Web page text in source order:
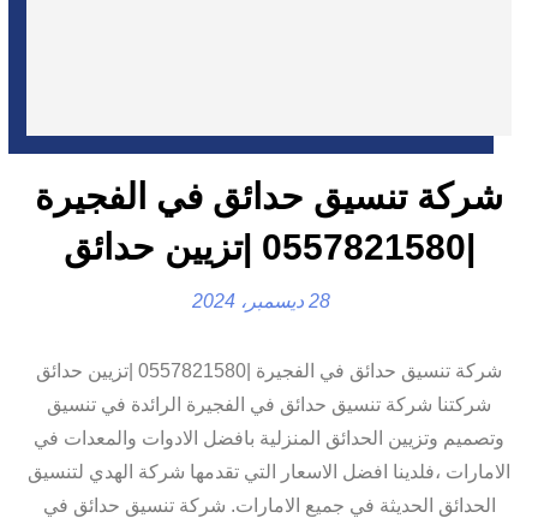
شركة تنسيق حدائق في الفجيرة
28 ديسمبر، 2024
شركة تنسيق حدائق في الفجيرة |0557821580 |تزيين حدائق
شركتنا شركة تنسيق حدائق في الفجيرة الرائدة في تنسيق
وتصميم وتزيين الحدائق المنزلية بافضل الادوات والمعدات في
الامارات ،فلدينا افضل الاسعار التي تقدمها شركة الهدي لتنسيق
الحدائق الحديثة في جميع الامارات. شركة تنسيق حدائق في